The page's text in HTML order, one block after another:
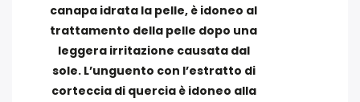
canapa idrata la pelle, è idoneo al
trattamento della pelle dopo una
leggera irritazione causata dal
sole. L’unguento con l’estratto di
corteccia di quercia è idoneo alla